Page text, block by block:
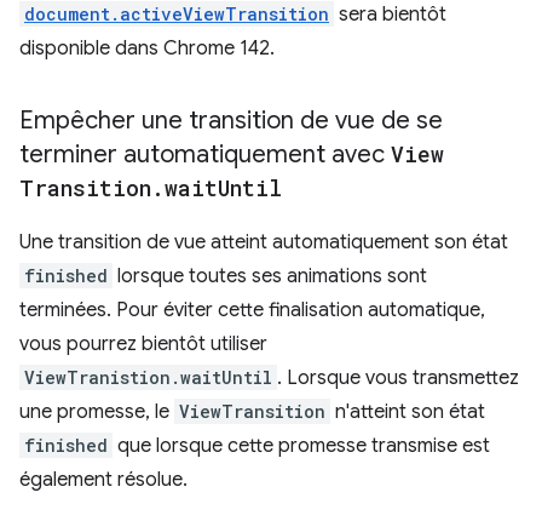
document.activeViewTransition sera bientôt
disponible dans Chrome 142.
Empêcher une transition de vue de se
terminer automatiquement avec View
Transition .waitUntil
Une transition de vue atteint automatiquement son état
finished lorsque toutes ses animations sont
terminées. Pour éviter cette finalisation automatique,
vous pourrez bientôt utiliser
ViewTranistion.waitUntil . Lorsque vous transmettez
une promesse, le ViewTransition n'atteint son état
finished que lorsque cette promesse transmise est
également résolue.